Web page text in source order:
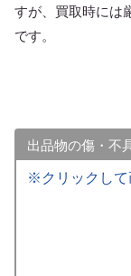
すが、買取時には
です。
出品物の傷・不
※クリックして